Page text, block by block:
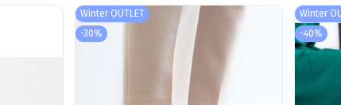
Winter OUTLET
-30%
Winter
-40%